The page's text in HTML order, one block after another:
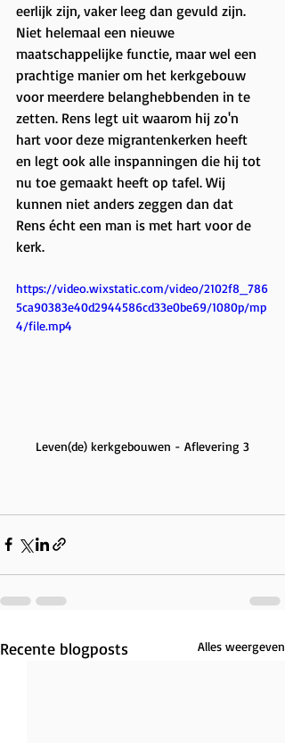
eerlijk zijn, vaker leeg dan gevuld zijn.
Niet helemaal een nieuwe
maatschappelijke functie, maar wel een
prachtige manier om het kerkgebouw
voor meerdere belanghebbenden in te
zetten. Rens legt uit waarom hij zo'n
hart voor deze migrantenkerken heeft
en legt ook alle inspanningen die hij tot
nu toe gemaakt heeft op tafel. Wij
kunnen niet anders zeggen dan dat
Rens écht een man is met hart voor de
kerk.
https://video.wixstatic.com/video/2102f8_786
5ca90383e40d2944586cd33e0be69/1080p/mp
4/file.mp4
Leven(de) kerkgebouwen - Aflevering 3
Recente blogposts Alles weergeven